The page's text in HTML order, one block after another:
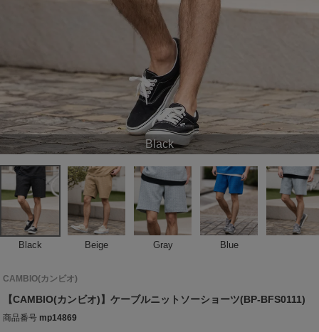
Black
Black Beige Gray Blue
CAMBIO(カンビオ)
【CAMBIO(カンビオ)】ケーブルニットソーショーツ(BP-BFS0111)
商品番号 mp14869